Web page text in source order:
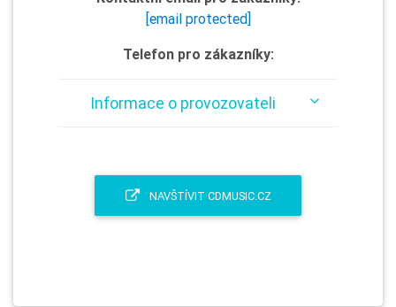
[email protected]
Telefon pro zákazníky:
Informace o provozovateli
NAVŠTÍVIT CDMUSIC.CZ